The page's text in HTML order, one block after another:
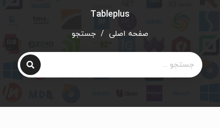
Tableplus
صفحه اصلی / جستجو